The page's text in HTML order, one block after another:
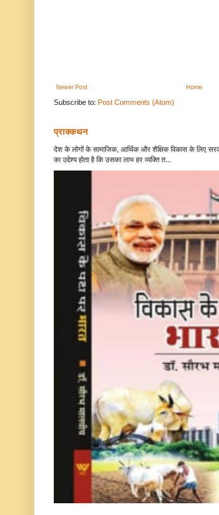
Newer Post Home
Subscribe to: Post Comments (Atom)
प्राक्कथन
देश के लोगों के सामाजिक, आर्थिक और शैक्षिक विकास के लिए
का उद्देश्य होता है कि उसका लाभ हर व्यक्ति त...